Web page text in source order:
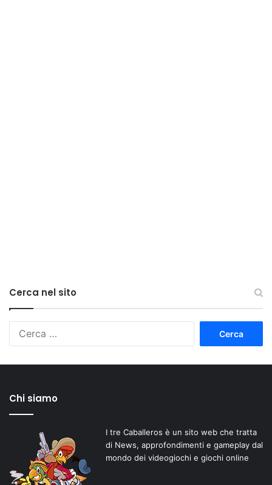
Cerca nel sito
Chi siamo
I tre Caballeros è un sito web che tratta
di News, approfondimenti e gameplay dal
mondo dei videogiochi e giochi online